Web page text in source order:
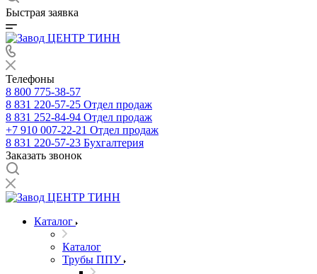
Быстрая заявка
Телефоны
8 800 775-38-57
8 831 220-57-25 Отдел продаж
8 831 252-84-94 Отдел продаж
+7 910 007-22-21 Отдел продаж
8 831 220-57-23 Бухгалтерия
Заказать звонок
Каталог
Каталог
Трубы ППУ